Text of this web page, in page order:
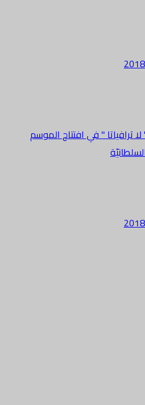
ترافياتا " في افتتاح الموسم